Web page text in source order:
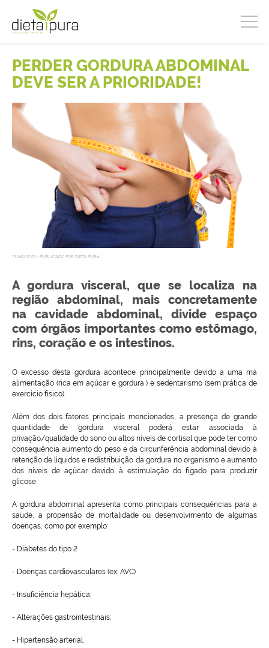
PERDER GORDURA ABDOMINAL
DEVE SER A PRIORIDADE!
13 MAI 2021 - PUBLICADO POR DIETA PURA
A gordura visceral, que se localiza na
região abdominal, mais concretamente
na cavidade abdominal, divide espaço
com órgãos importantes como estômago,
rins, coração e os intestinos.
O excesso desta gordura acontece principalmente devido a uma má
alimentação (rica em açúcar e gordura ) e sedentarismo (sem prática de
exercício físico).
Além dos dois fatores principais mencionados, a presença de grande
quantidade de gordura visceral poderá estar associada à
privação/qualidade do sono ou altos níveis de cortisol que pode ter como
consequência aumento do peso e da circunferência abdominal devido à
retenção de líquidos e redistribuição da gordura no organismo e aumento
dos níveis de açúcar devido à estimulação do fígado para produzir
glicose.
A gordura abdominal apresenta como principais consequências para a
saúde, a propensão de mortalidade ou desenvolvimento de algumas
doenças, como por exemplo:
- Diabetes do tipo 2
- Doenças cardiovasculares (ex: AVC)
- Insuficiência hepática;
- Alterações gastrointestinais;
- Hipertensão arterial.